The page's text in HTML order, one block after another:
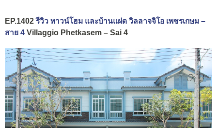
EP.1402รีวิว ทาวน์โฮม และบ้านแฝด วิลลาจจิโอ เพชรเกษม –
สาย 4 Villaggio Phetkasem – Sai 4